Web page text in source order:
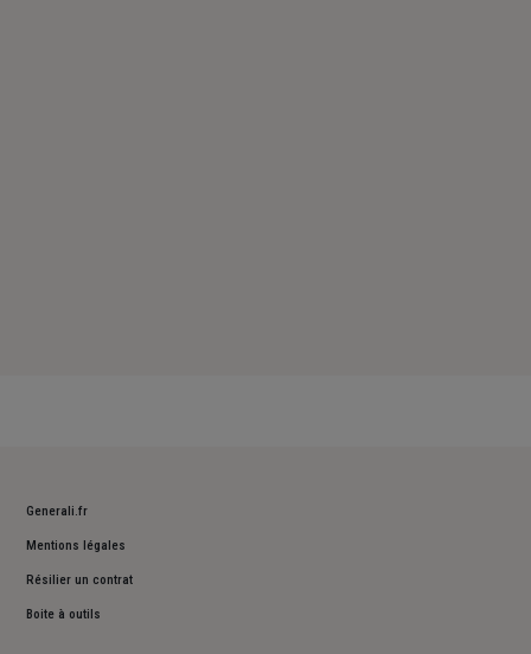
Generali.fr
Mentions légales
Résilier un contrat
Boite à outils